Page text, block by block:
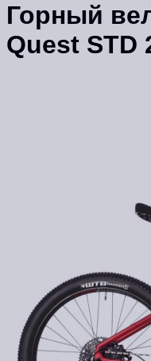
Горный
Quest STD